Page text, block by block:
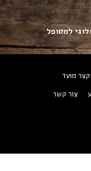
למטופל
קצר מועד
צור קשר